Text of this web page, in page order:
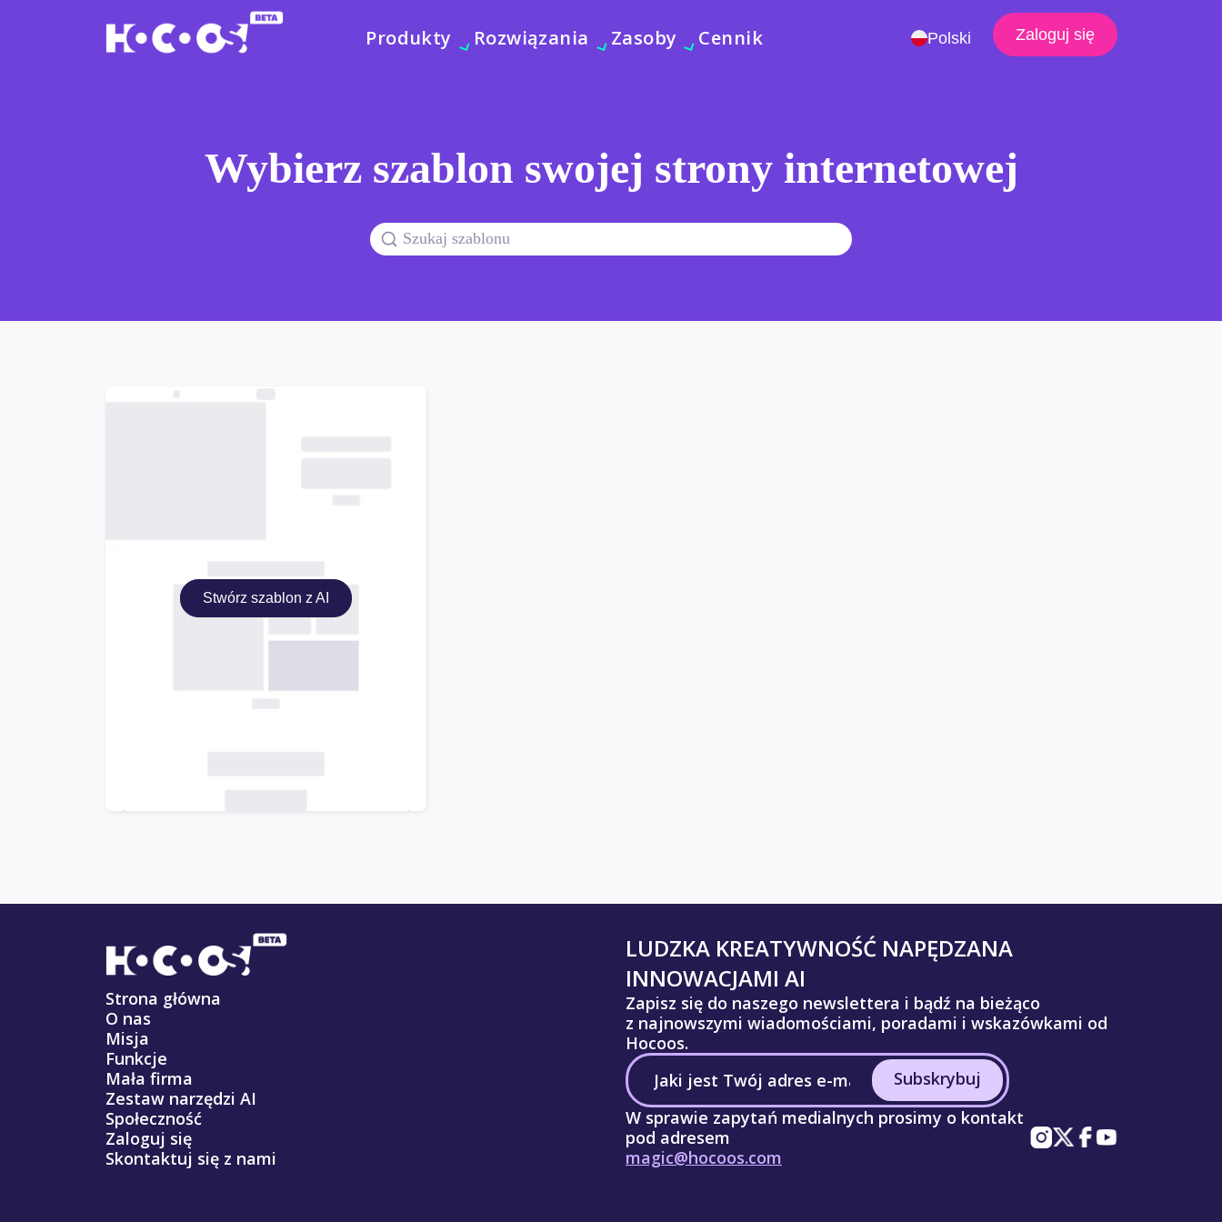
Produkty Rozwiązania Zasoby Cennik Polski Zaloguj się
Wybierz szablon swojej strony internetowej
Stwórz szablon z AI
Strona główna
O nas
Misja
Funkcje
Mała firma
Zestaw narzędzi AI
Społeczność
Zaloguj się
Skontaktuj się z nami
LUDZKA KREATYWNOŚĆ NAPĘDZANA
INNOWACJAMI AI
Zapisz się do naszego newslettera i bądź na bieżąco
z najnowszymi wiadomościami, poradami i wskazówkami od
Hocoos.
Subskrybuj
W sprawie zapytań medialnych prosimy o kontakt
pod adresem
magic@hocoos.com